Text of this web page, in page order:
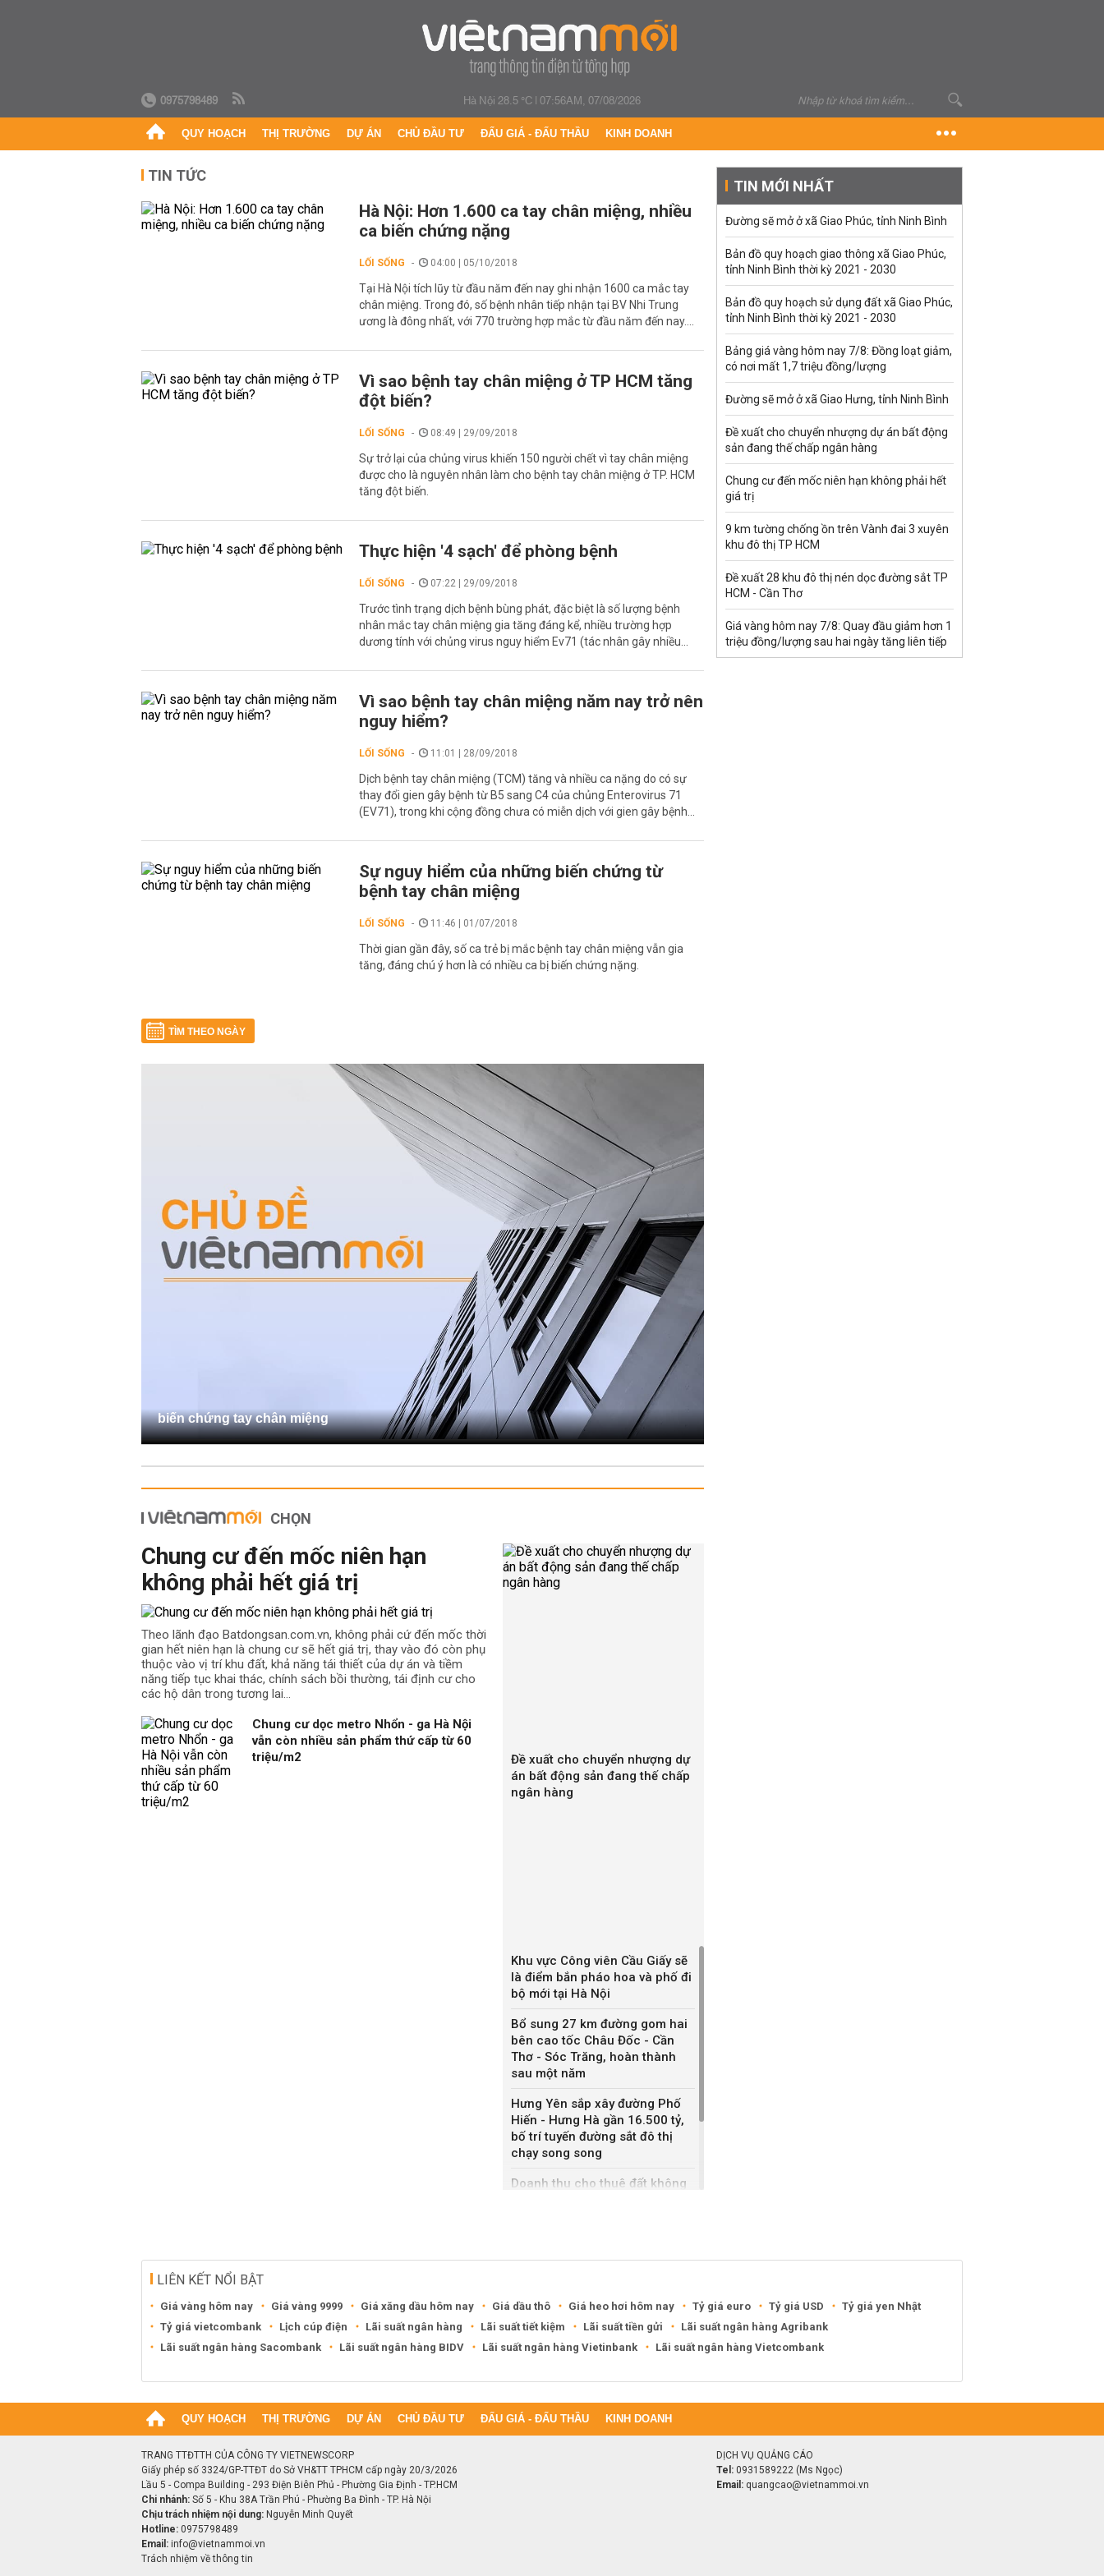
0975798489 Hà Nội 28.5 °C|07:56AM, 07/08/2026
QUY HOẠCH THỊ TRƯỜNG DỰ ÁN CHỦ ĐẦU TƯ ĐẤU GIÁ - ĐẤU THẦU KINH DOANH
TIN TỨC
Hà Nội: Hơn 1.600 ca tay chân miệng, nhiều
ca biến chứng nặng
LỐI SỐNG 04:00 | 05/10/2018
Tại Hà Nội tích lũy từ đầu năm đến nay ghi nhận 1600 ca mắc tay
chân miệng. Trong đó, số bệnh nhân tiếp nhận tại BV Nhi Trung
ương là đông nhất, với 770 trường hợp mắc từ đầu năm đến nay....
Vì sao bệnh tay chân miệng ở TP HCM tăng
đột biến?
LỐI SỐNG 08:49 | 29/09/2018
Sự trở lại của chủng virus khiến 150 người chết vì tay chân miệng
được cho là nguyên nhân làm cho bệnh tay chân miệng ở TP. HCM
tăng đột biến.
Thực hiện '4 sạch' để phòng bệnh
LỐI SỐNG 07:22 | 29/09/2018
Trước tình trạng dịch bệnh bùng phát, đặc biệt là số lượng bệnh
nhân mắc tay chân miệng gia tăng đáng kể, nhiều trường hợp
dương tính với chủng virus nguy hiểm Ev71 (tác nhân gây nhiều...
Vì sao bệnh tay chân miệng năm nay trở nên
nguy hiểm?
LỐI SỐNG 11:01 | 28/09/2018
Dịch bệnh tay chân miệng (TCM) tăng và nhiều ca nặng do có sự
thay đổi gien gây bệnh từ B5 sang C4 của chủng Enterovirus 71
(EV71), trong khi cộng đồng chưa có miễn dịch với gien gây bệnh...
Sự nguy hiểm của những biến chứng từ
bệnh tay chân miệng
LỐI SỐNG 11:46 | 01/07/2018
Thời gian gần đây, số ca trẻ bị mắc bệnh tay chân miệng vẫn gia
tăng, đáng chú ý hơn là có nhiều ca bị biến chứng nặng.
TÌM THEO NGÀY
biến chứng tay chân miệng
CHỌN
Chung cư đến mốc niên hạn
không phải hết giá trị
Theo lãnh đạo Batdongsan.com.vn, không phải cứ đến mốc thời
gian hết niên hạn là chung cư sẽ hết giá trị, thay vào đó còn phụ
thuộc vào vị trí khu đất, khả năng tái thiết của dự án và tiềm
năng tiếp tục khai thác, chính sách bồi thường, tái định cư cho
các hộ dân trong tương lai…
Chung cư dọc metro Nhổn - ga Hà Nội
vẫn còn nhiều sản phẩm thứ cấp từ 60
triệu/m2
Đề xuất cho chuyển nhượng dự
án bất động sản đang thế chấp
ngân hàng
Khu vực Công viên Cầu Giấy sẽ
là điểm bắn pháo hoa và phố đi
bộ mới tại Hà Nội
Bổ sung 27 km đường gom hai
bên cao tốc Châu Đốc - Cần
Thơ - Sóc Trăng, hoàn thành
sau một năm
Hưng Yên sắp xây đường Phố
Hiến - Hưng Hà gần 16.500 tỷ,
bố trí tuyến đường sắt đô thị
chạy song song
Doanh thu cho thuê đất không
6.200 tỷ ở Cần Thơ, Phú Thọ
TIN MỚI NHẤT
Đường sẽ mở ở xã Giao Phúc, tỉnh Ninh Bình
Bản đồ quy hoạch giao thông xã Giao Phúc,
tỉnh Ninh Bình thời kỳ 2021 - 2030
Bản đồ quy hoạch sử dụng đất xã Giao Phúc,
tỉnh Ninh Bình thời kỳ 2021 - 2030
Bảng giá vàng hôm nay 7/8: Đồng loạt giảm,
có nơi mất 1,7 triệu đồng/lượng
Đường sẽ mở ở xã Giao Hưng, tỉnh Ninh Bình
Đề xuất cho chuyển nhượng dự án bất động
sản đang thế chấp ngân hàng
Chung cư đến mốc niên hạn không phải hết
giá trị
9 km tường chống ồn trên Vành đai 3 xuyên
khu đô thị TP HCM
Đề xuất 28 khu đô thị nén dọc đường sắt TP
HCM - Cần Thơ
Giá vàng hôm nay 7/8: Quay đầu giảm hơn 1
triệu đồng/lượng sau hai ngày tăng liên tiếp
LIÊN KẾT NỔI BẬT
Giá vàng hôm nay Giá vàng 9999 Giá xăng dầu hôm nay Giá dầu thô Giá heo hơi hôm nay Tỷ giá euro Tỷ giá USD
Tỷ giá yen Nhật
Tỷ giá vietcombank
Lịch cúp điện Lãi suất ngân hàng Lãi suất tiết kiệm Lãi suất tiền gửi
Lãi suất ngân hàng Agribank
Lãi suất ngân hàng Sacombank
Lãi suất ngân hàng BIDV Lãi suất ngân hàng Vietinbank Lãi suất ngân hàng Vietcombank
QUY HOẠCH THỊ TRƯỜNG DỰ ÁN CHỦ ĐẦU TƯ ĐẤU GIÁ - ĐẤU THẦU KINH DOANH
TRANG TTĐTTH CỦA CÔNG TY VIETNEWSCORP
Giấy phép số 3324/GP-TTĐT do Sở VH&TT TPHCM cấp ngày 20/3/2026
Lầu 5 - Compa Building - 293 Điện Biên Phủ - Phường Gia Định - TP.HCM
Chi nhánh: Số 5 - Khu 38A Trần Phú - Phường Ba Đình - TP. Hà Nội
Chịu trách nhiệm nội dung: Nguyễn Minh Quyết
Hotline: 0975798489
Email: info@vietnammoi.vn
Trách nhiệm về thông tin
DỊCH VỤ QUẢNG CÁO
Tel: 0931589222 (Ms Ngọc)
Email: quangcao@vietnammoi.vn